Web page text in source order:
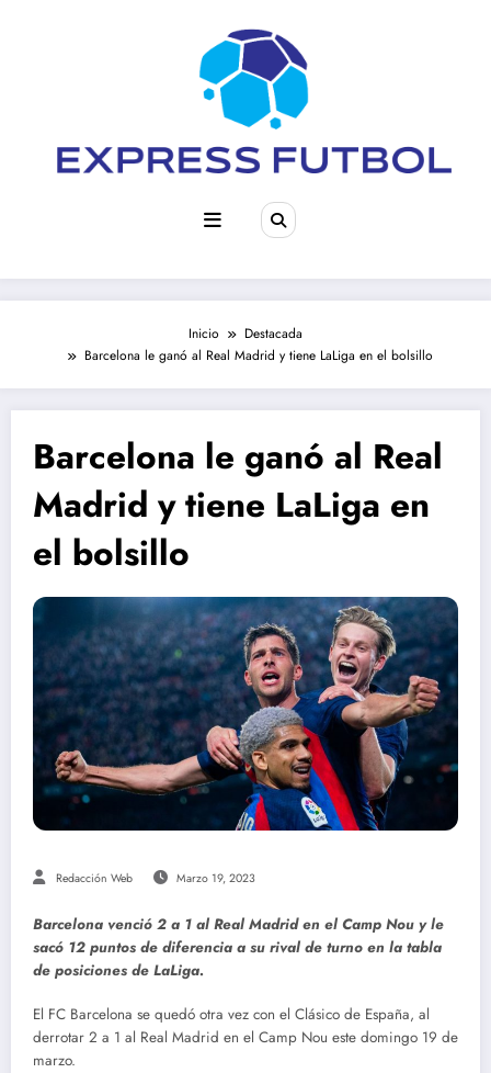
Inicio
Destacada
Barcelona le ganó al Real Madrid y tiene LaLiga en el bolsillo
Barcelona le ganó al Real
Madrid y tiene LaLiga en
el bolsillo
Redacción Web Marzo 19, 2023
Barcelona venció 2 a 1 al Real Madrid en el Camp Nou y le
sacó 12 puntos de diferencia a su rival de turno en la tabla
de posiciones de LaLiga.
El FC Barcelona se quedó otra vez con el Clásico de España, al
derrotar 2 a 1 al Real Madrid en el Camp Nou este domingo 19 de
marzo.